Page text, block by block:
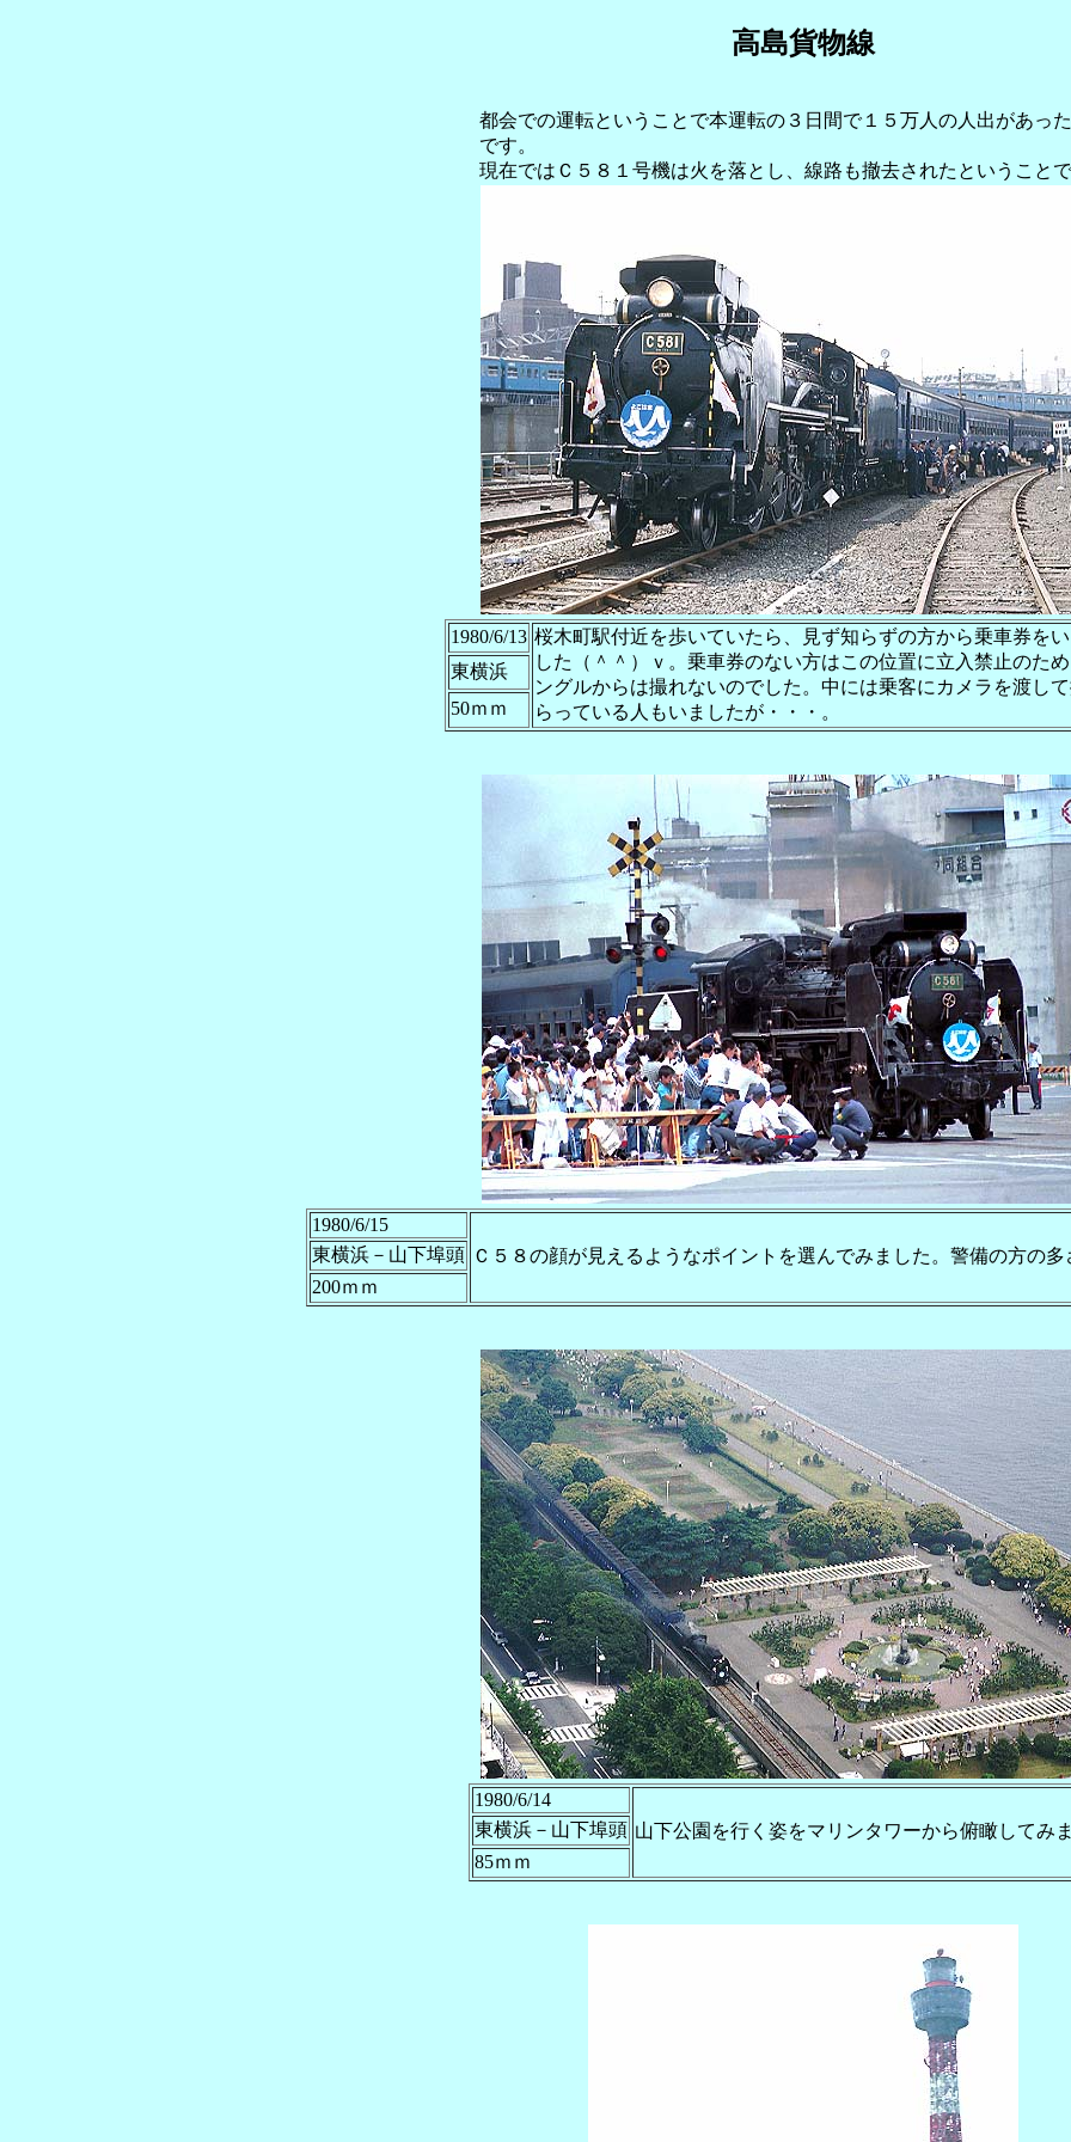
高島貨物線
都会での運転ということで本運転の３日間で１５万人の人出があっ
です。
現在ではＣ５８１号機は火を落とし、線路も撤去されたということ
1980/6/13 桜木町駅付近を歩いていたら、見ず知らずの方から乗車券を
した（＾＾）ｖ。乗車券のない方はこの位置に立入禁止のた
ングルからは撮れないのでした。中には乗客にカメラを渡し
らっている人もいましたが・・・。
東横浜
50ｍｍ
1980/6/15
Ｃ５８の顔が見えるようなポイントを選んでみました。警備の方の
東横浜－山下埠頭
200ｍｍ
1980/6/14
山下公園を行く姿をマリンタワーから俯瞰してみ
東横浜－山下埠頭
85ｍｍ